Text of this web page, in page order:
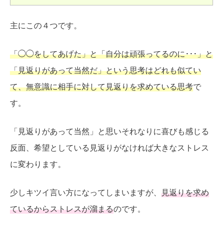
主にこの４つです。
「◯◯をしてあげた」と「自分は頑張ってるのに･･･」と
「見返りがあって当然だ」という思考はどれも似てい
て、無意識に相手に対して見返りを求めている思考で
す。
「見返りがあって当然」と思いそれなりに喜びも感じる
反面、希望としている見返りがなければ大きなストレス
に変わります。
少しキツイ言い方になってしまいますが、 見返りを求め
ているからストレスが溜まるのです。